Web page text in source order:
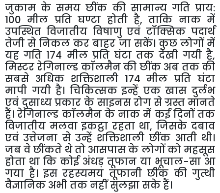
जुकाम के समय छींक की सामान्य गति प्राय:
100 मील प्रति घण्टा होती है,ताकि नाक में
उपस्थित विजातीय विषाणु एवं टॉक्सिक पदार्थ
तेजी से निकल कर बाहर जा सकें। कुछ लोगों में
यह गति 174 मील प्रति घंटा तक देखी गयी है,
मिस्टर रेगिनाल्ड कॉलमैन की छींक अब तक की
सबसे अधिक शक्तिशाली 174 मील प्रति घंटा
मापी गयी है। चिकित्सक इन्हें एक खास दुर्लभ
एवं दुसाध्य प्रकार के साइनस रोग से ग्रस्त मानते
हैं। रेगिनाल्ड कॉलमैन के नाक में कई दिनों तक
विजातीय मलवा इकट्ठा रहता था, जिसके दबाव
एवं उत्तेजना से उन्हें शक्तिशाली छींक आती थी।
जब वे छींकते थे तो आसपास के लोगों को महसूस
होता था कि कोई अंधड़ तूफान या भूचाल-सा आ
गया है। इस रहस्यमय तूफानी छींक की गुत्थी
वैज्ञानिक अभी तक नहीं सुलझा सके हैं।